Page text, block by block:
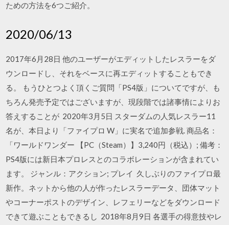
ための方法を6つご紹介。
2020/06/13
2017年6月28日 他のユーザーがエディットしたレスラーをダ
ウンロードし、それをベースに再エディットすることもでき
る。 もうひとつよく頂くご質問「PS4版」についてですが、も
ちろん発売予定ではございますが、現段階では諸事情によりお
答えすることが 2020年3月5日 スターダムの人気レスラー11
名が、本日より「ファイプロ W」に実名で追加参戦. 商品名：
「ワールドワンダー 【PC（Steam）】3,240円（税込）; 備考：
PS4版には新日本プロレスとのコラボレーションが含まれてい
ます。 ジャンル：アクション; プレイ 久しぶりのファイプロ最
新作。ネットから他の人が作ったレスラーデータ、団体マット
やコーナーポストのデザイン、レフェリーなどをダウンロード
できて遊ぶこともできるし 2018年8月9日 各選手の得意技やレ